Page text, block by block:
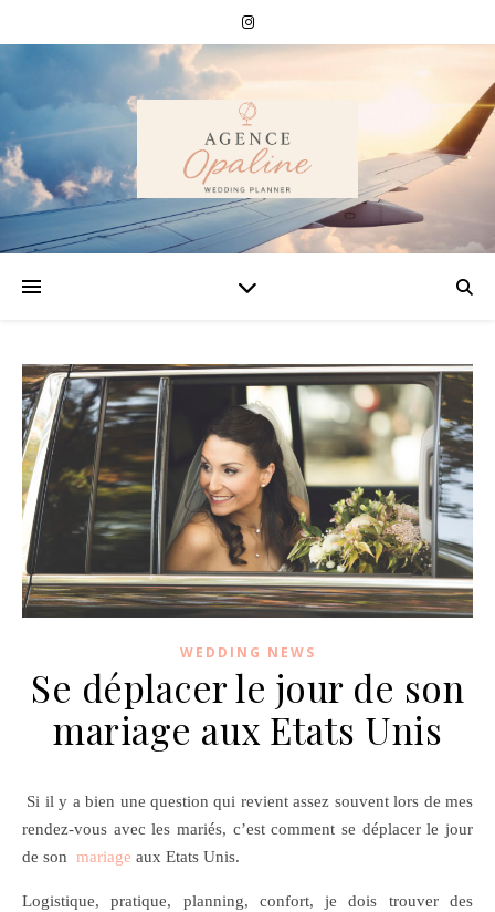
WEDDING NEWS
Se déplacer le jour de son
mariage aux Etats Unis
Si il y a bien une question qui revient assez souvent lors de mes
rendez-vous avec les mariés, c’est comment se déplacer le jour
de son mariage aux Etats Unis.
Logistique, pratique, planning, confort, je dois trouver des